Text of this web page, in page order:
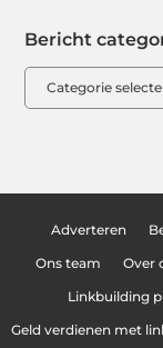
Bericht
Adverteren
Ons team Over
Linkbuilding
Geld verdienen met